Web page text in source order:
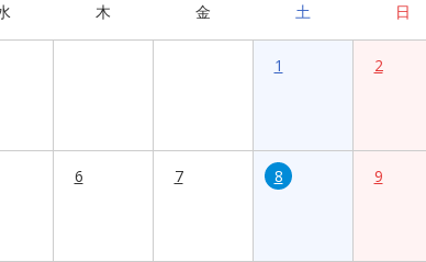
木 金 土 日
1 2
6 7 8 9